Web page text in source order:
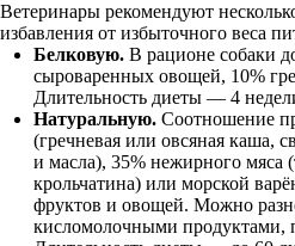
Ветеринары рекомендуют
избавления от избыточного веса
Белковую. В рационе собаки
сыроваренных овощей, 10%
Длительность диеты — 4
Натуральную. Соотношение
(гречневая или овсяная каша,
и масла), 35% нежирного мяса
крольчатина) или морской
фруктов и овощей. Можно
кисломолочными продуктами,